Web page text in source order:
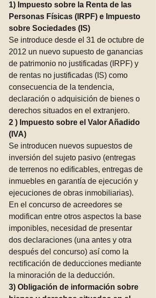
1) Impuesto sobre la Renta de las
Personas Físicas (IRPF) e Impuesto
sobre Sociedades (IS)
Se introduce desde el 31 de octubre de
2012 un nuevo supuesto de ganancias
de patrimonio no justificadas (IRPF) y
de rentas no justificadas (IS) como
consecuencia de la tendencia,
declaración o adquisición de bienes o
derechos situados en el extranjero.
2 ) Impuesto sobre el Valor Añadido
(IVA)
Se introducen nuevos supuestos de
inversión del sujeto pasivo (entregas
de terrenos no edificables, entregas de
inmuebles en garantía de ejecución y
ejecuciones de obras inmobiliarias).
En el concurso de acreedores se
modifican entre otros aspectos la base
imponibles, necesidad de presentar
dos declaraciones (una antes y otra
después del concurso) así como la
rectificación de deducciones mediante
la minoración de la deducción.
3) Obligación de información sobre